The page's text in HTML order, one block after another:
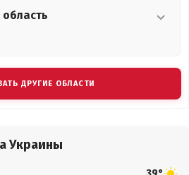
область
ДРУГИЕ ОБЛАСТИ
Украины